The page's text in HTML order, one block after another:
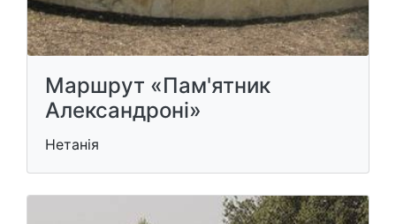
Маршрут «Пам'ятник
Александроні»
Нетанія